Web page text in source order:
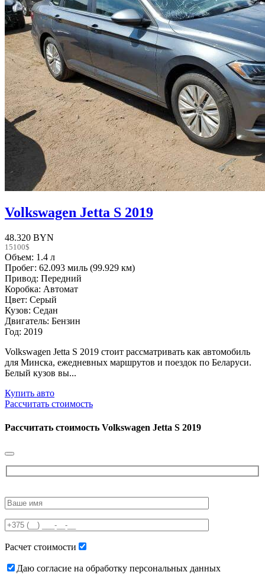
Volkswagen Jetta S 2019
48.320 BYN
15100$
Объем: 1.4 л
Пробег: 62.093 миль (99.929 км)
Привод: Передний
Коробка: Автомат
Цвет: Серый
Кузов: Седан
Двигатель: Бензин
Год: 2019
Volkswagen Jetta S 2019 стоит рассматривать как автомобиль
для Минска, ежедневных маршрутов и поездок по Беларуси.
Белый кузов вы...
Купить авто
Рассчитать стоимость
Рассчитать стоимость Volkswagen Jetta S 2019
leave
field
Расчет стоимости
Даю согласие на обработку персональных данных